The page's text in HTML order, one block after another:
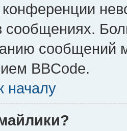
сообщениях.
сообщений
BBCode.
началу